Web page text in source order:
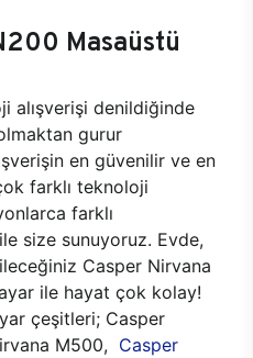
Masaüstü
alışverişi denildiğinde
gurur
en güvenilir ve en
farklı teknoloji
farklı
size sunuyoruz. Evde,
Casper Nirvana
ile hayat çok kolay!
çeşitleri; Casper
M500, Casper